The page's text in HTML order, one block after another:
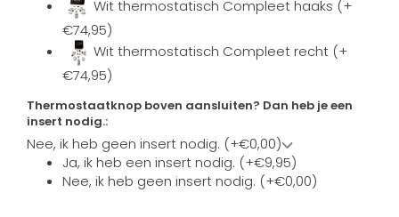
Wit thermostatisch Compleet haaks (+
€74,95)
Wit thermostatisch Compleet recht (+
€74,95)
Thermostaatknop boven aansluiten? Dan heb je een
insert nodig.:
Nee, ik heb geen insert nodig. (+€0,00)
Ja, ik heb een insert nodig. (+€9,95)
Nee, ik heb geen insert nodig. (+€0,00)